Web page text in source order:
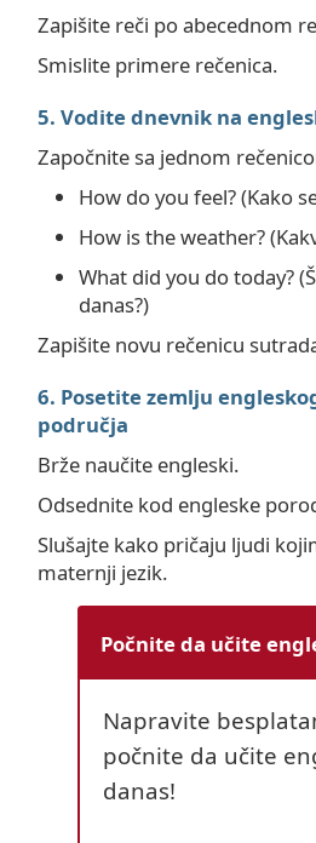
Zapišite reči po abecednom
Smislite primere rečenica.
5. Vodite dnevnik na
Započnite sa jednom
How do you feel? (Kako
How is the weather?
What did you do today?
danas?)
Zapišite novu rečenicu
6. Posetite zemlju
područja
Brže naučite engleski.
Odsednite kod engleske
Slušajte kako pričaju ljudi
maternji jezik.
Počnite da učite
Napravite
počnite da učite
danas!